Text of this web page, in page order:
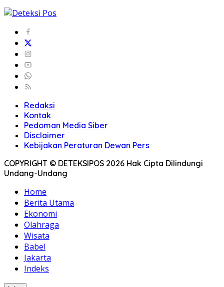
Redaksi
Kontak
Pedoman Media Siber
Disclaimer
Kebijakan Peraturan Dewan Pers
COPYRIGHT © DETEKSIPOS 2026 Hak Cipta Dilindungi
Undang-Undang
Home
Berita Utama
Ekonomi
Olahraga
Wisata
Babel
Jakarta
Indeks